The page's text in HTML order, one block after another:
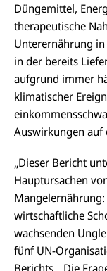
Düngemittel,
therapeutische
Unterernährung in
in der bereits
aufgrund immer
klimatischer
Auswirkungen auf
„Dieser Bericht
Hauptursachen
wirtschaftliche
wachsenden
fünf UN-